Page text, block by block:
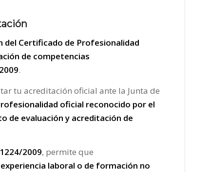
del Certificado de Profesionalidad
de competencias
.
tu acreditación oficial ante la Junta de
oficial reconocido por el
de evaluación y acreditación de
2009, permite que
laboral o de formación no